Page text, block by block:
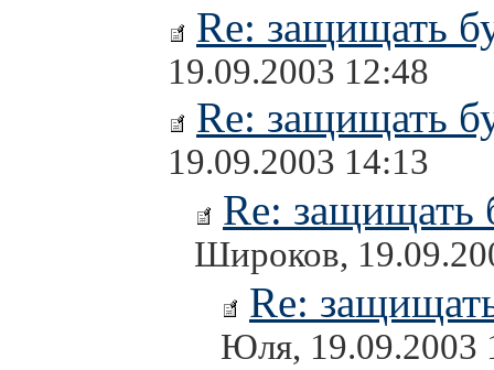
Re: защищать
19.09.2003 12:48
Re: защищать
19.09.2003 14:13
Re: защищать
Широков,
Re:
Юля, 19.09.2003